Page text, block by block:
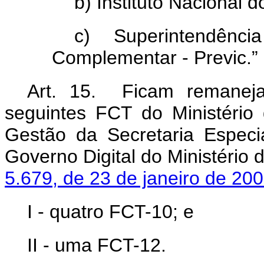
c)
Complementar - Previc.”
Art. 15. Ficam
seguintes FCT do
Gestão da Secretaria
Governo Digital do Ministério
5.679, de 23 de janeiro de
I - quatro FCT-10; e
II - uma FCT-12.